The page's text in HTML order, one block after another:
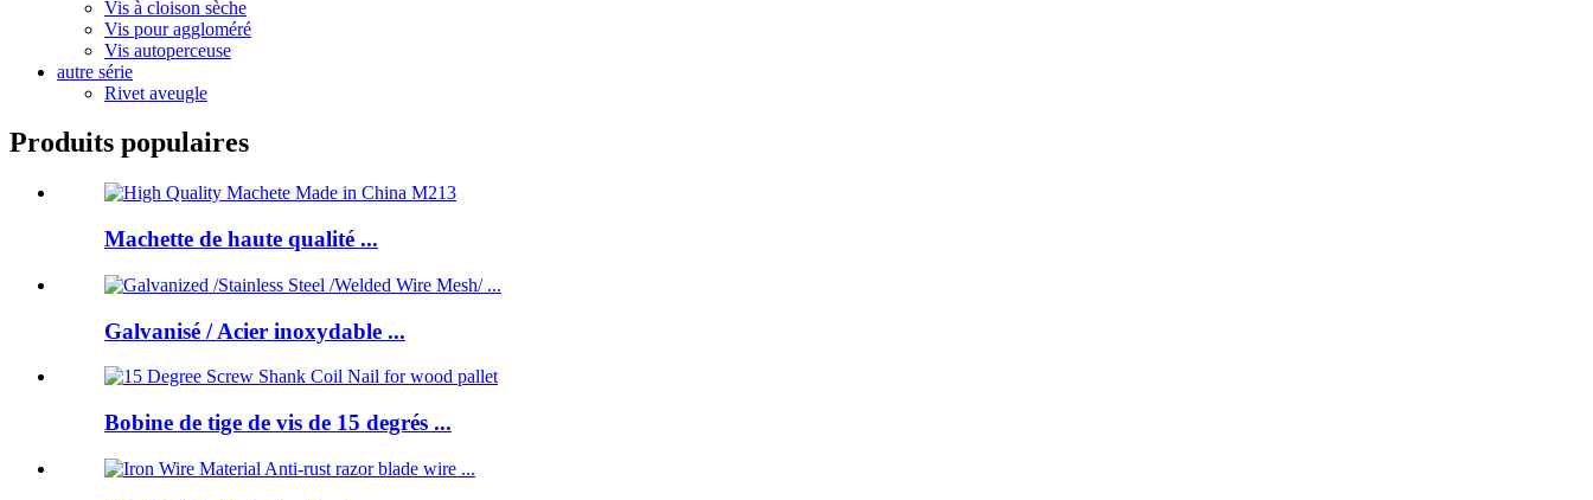
Vis à cloison sèche
Vis pour aggloméré
Vis autoperceuse
autre série
Rivet aveugle
Produits populaires
Machette de haute qualité ...
Galvanisé / Acier inoxydable ...
Bobine de tige de vis de 15 degrés ...